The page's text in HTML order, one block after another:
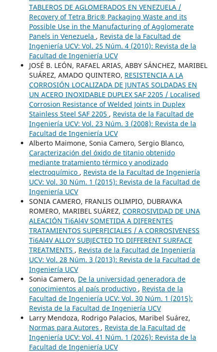
TABLEROS DE AGLOMERADOS EN VENEZUELA /
Recovery of Tetra Bric® Packaging Waste and its
Possible Use in the Manufacturing of Agglomerate
Panels in Venezuela , Revista de la Facultad de
Ingeniería UCV: Vol. 25 Núm. 4 (2010): Revista de la
Facultad de Ingeniería UCV
JOSÉ B. LEÓN, RAFAEL ARIAS, ABBY SÁNCHEZ, MARIBEL
SUÁREZ, AMADO QUINTERO, RESISTENCIA A LA
CORROSIÓN LOCALIZADA DE JUNTAS SOLDADAS EN
UN ACERO INOXIDABLE DUPLEX SAF 2205 / Localised
Corrosion Resistance of Welded Joints in Duplex
Stainless Steel SAF 2205 , Revista de la Facultad de
Ingeniería UCV: Vol. 23 Núm. 3 (2008): Revista de la
Facultad de Ingeniería UCV
Alberto Maimone, Sonia Camero, Sergio Blanco,
Caracterización del óxido de titanio obtenido
mediante tratamiento térmico y anodizado
electroquímico , Revista de la Facultad de Ingeniería
UCV: Vol. 30 Núm. 1 (2015): Revista de la Facultad de
Ingeniería UCV
SONIA CAMERO, FRANLIS OLIMPIO, DUBRAVKA
ROMERO, MARIBEL SUÁREZ, CORROSIVIDAD DE UNA
ALEACIÓN Ti6Al4V SOMETIDA A DIFERENTES
TRATAMIENTOS SUPERFICIALES / A CORROSIVENESS
Ti6Al4V ALLOY SUBJECTED TO DIFFERENT SURFACE
TREATMENTS , Revista de la Facultad de Ingeniería
UCV: Vol. 28 Núm. 3 (2013): Revista de la Facultad de
Ingeniería UCV
Sonia Camero, De la universidad generadora de
conocimientos al país productivo , Revista de la
Facultad de Ingeniería UCV: Vol. 30 Núm. 1 (2015):
Revista de la Facultad de Ingeniería UCV
Larry Mendoza, Rodrigo Palacios, Maribel Suárez,
Normas para Autores , Revista de la Facultad de
Ingeniería UCV: Vol. 41 Núm. 1 (2026): Revista de la
Facultad de Ingeniería UCV